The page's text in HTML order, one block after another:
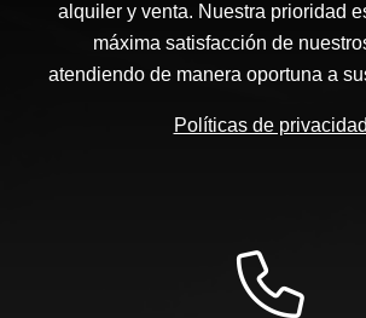
alquiler y venta. Nuestra prioridad
máxima satisfacción de
atendiendo de manera oportuna a
Políticas de privacidad